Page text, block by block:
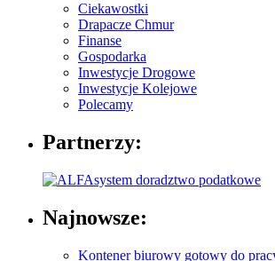
Ciekawostki
Drapacze Chmur
Finanse
Gospodarka
Inwestycje Drogowe
Inwestycje Kolejowe
Polecamy
Partnerzy:
Najnowsze:
Kontener biurowy gotowy do